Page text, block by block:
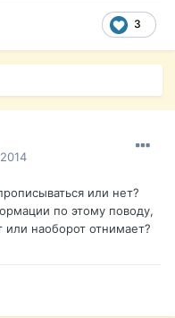
3
или нет?
по этому поводу,
наоборот отнимает?